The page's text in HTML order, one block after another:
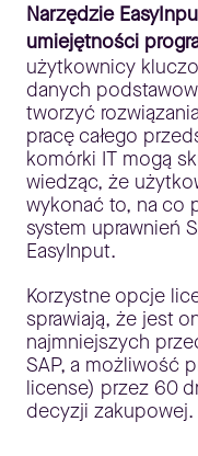
Narzędzie
umiejętności
użytkownicy
danych
tworzyć
pracę całego
komórki IT mogą
wiedząc, że
wykonać to, na co
system uprawnień
EasyInput.
Korzystne opcje
sprawiają, że jest
najmniejszych
SAP, a możliwość
license) przez 60
decyzji zakupowej.